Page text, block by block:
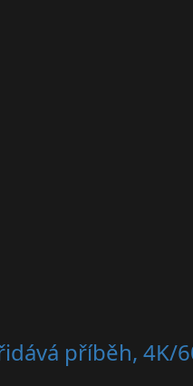
příběh, 4K/